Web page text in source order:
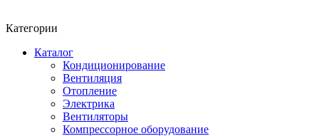
Категории
Каталог
Кондиционирование
Вентиляция
Отопление
Электрика
Вентиляторы
Компрессорное оборудование